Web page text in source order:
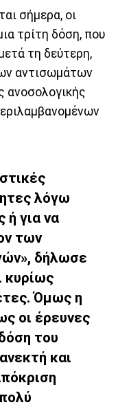
σήμερα, οι
τρίτη δόση, που
τη δεύτερη,
αντισωμάτων
ανοσολογικής
λόγω
ή για να
των
δήλωσε
κυρίως
Όμως η
οι έρευνες
του
και